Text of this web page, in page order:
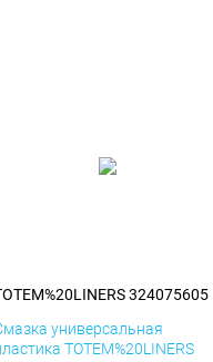
324075605
универсальная
TOTEM%20LINERS